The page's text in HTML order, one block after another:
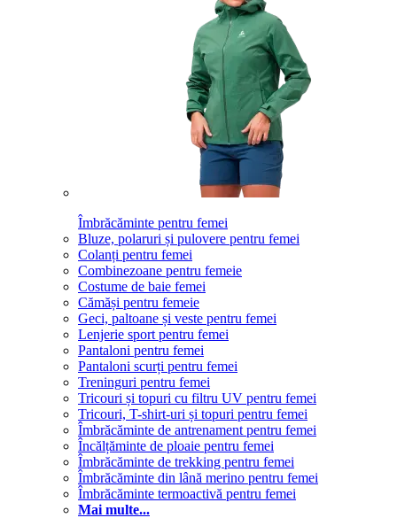
Îmbrăcăminte pentru femei
Bluze, polaruri și pulovere pentru femei
Colanți pentru femei
Combinezoane pentru femeie
Costume de baie femei
Cămăși pentru femeie
Geci, paltoane și veste pentru femei
Lenjerie sport pentru femei
Pantaloni pentru femei
Pantaloni scurți pentru femei
Treninguri pentru femei
Tricouri și topuri cu filtru UV pentru femei
Tricouri, T-shirt-uri și topuri pentru femei
Îmbrăcăminte de antrenament pentru femei
Încălțăminte de ploaie pentru femei
Îmbrăcăminte de trekking pentru femei
Îmbrăcăminte din lână merino pentru femei
Îmbrăcăminte termoactivă pentru femei
Mai multe...